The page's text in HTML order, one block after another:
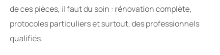
de ces pièces, il faut du soin : rénovation complète,
protocoles particuliers et surtout, des professionnels
qualifiés.